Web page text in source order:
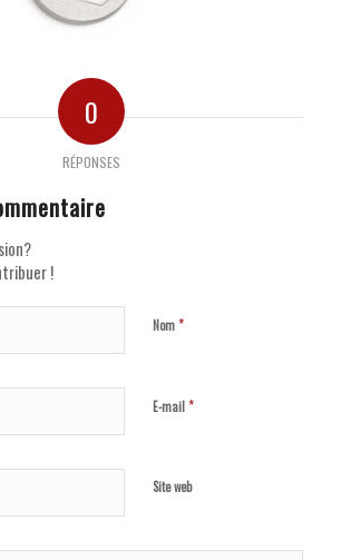
0
RÉPONSES
!
Nom*
E-mail*
Site web